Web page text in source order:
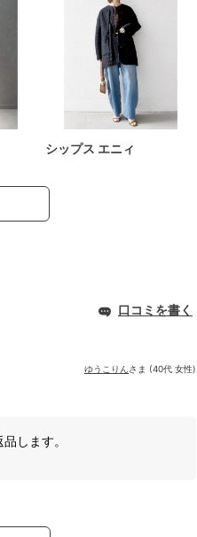
シップス エニィ
口コミを書く
ゆうこりん さま (40代 女性)
します。